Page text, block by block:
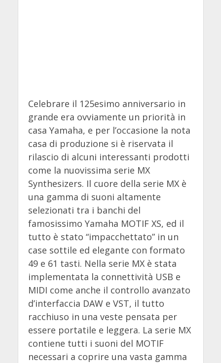
Celebrare il 125esimo anniversario in
grande era ovviamente un priorità in
casa Yamaha, e per l’occasione la nota
casa di produzione si è riservata il
rilascio di alcuni interessanti prodotti
come la nuovissima serie MX
Synthesizers. Il cuore della serie MX è
una gamma di suoni altamente
selezionati tra i banchi del
famosissimo Yamaha MOTIF XS, ed il
tutto è stato “impacchettato” in un
case sottile ed elegante con formato
49 e 61 tasti. Nella serie MX è stata
implementata la connettività USB e
MIDI come anche il controllo avanzato
d’interfaccia DAW e VST, il tutto
racchiuso in una veste pensata per
essere portatile e leggera. La serie MX
contiene tutti i suoni del MOTIF
necessari a coprire una vasta gamma